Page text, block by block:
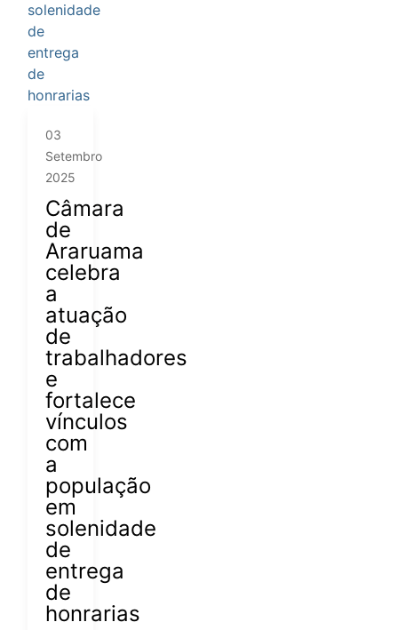
03
Setembro
2025
Câmara
de
Araruama
celebra
a
atuação
de
trabalhadores
e
fortalece
vínculos
com
a
população
em
solenidade
de
entrega
de
honrarias